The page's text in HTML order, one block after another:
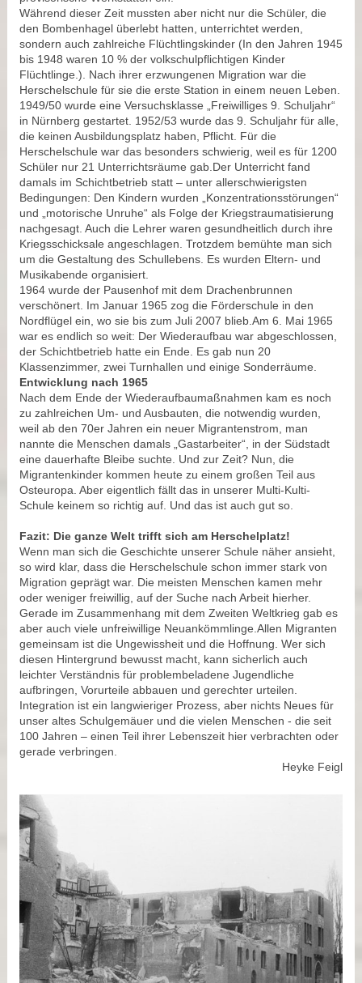
Während dieser Zeit mussten aber nicht nur die Schüler, die
den Bombenhagel überlebt hatten, unterrichtet werden,
sondern auch zahlreiche Flüchtlingskinder (In den Jahren 1945
bis 1948 waren 10 % der volkschulpflichtigen Kinder
Flüchtlinge.). Nach ihrer erzwungenen Migration war die
Herschelschule für sie die erste Station in einem neuen Leben.
1949/50 wurde eine Versuchsklasse „Freiwilliges 9. Schuljahr“
in Nürnberg gestartet. 1952/53 wurde das 9. Schuljahr für alle,
die keinen Ausbildungsplatz haben, Pflicht. Für die
Herschelschule war das besonders schwierig, weil es für 1200
Schüler nur 21 Unterrichtsräume gab.Der Unterricht fand
damals im Schichtbetrieb statt – unter allerschwierigsten
Bedingungen: Den Kindern wurden „Konzentrationsstörungen“
und „motorische Unruhe“ als Folge der Kriegstraumatisierung
nachgesagt. Auch die Lehrer waren gesundheitlich durch ihre
Kriegsschicksale angeschlagen. Trotzdem bemühte man sich
um die Gestaltung des Schullebens. Es wurden Eltern- und
Musikabende organisiert.
1964 wurde der Pausenhof mit dem Drachenbrunnen
verschönert. Im Januar 1965 zog die Förderschule in den
Nordflügel ein, wo sie bis zum Juli 2007 blieb.Am 6. Mai 1965
war es endlich so weit: Der Wiederaufbau war abgeschlossen,
der Schichtbetrieb hatte ein Ende. Es gab nun 20
Klassenzimmer, zwei Turnhallen und einige Sonderräume.
Entwicklung nach 1965
Nach dem Ende der Wiederaufbaumaßnahmen kam es noch
zu zahlreichen Um- und Ausbauten, die notwendig wurden,
weil ab den 70er Jahren ein neuer Migrantenstrom, man
nannte die Menschen damals „Gastarbeiter“, in der Südstadt
eine dauerhafte Bleibe suchte. Und zur Zeit? Nun, die
Migrantenkinder kommen heute zu einem großen Teil aus
Osteuropa. Aber eigentlich fällt das in unserer Multi-Kulti-
Schule keinem so richtig auf. Und das ist auch gut so.
Fazit: Die ganze Welt trifft sich am Herschelplatz!
Wenn man sich die Geschichte unserer Schule näher ansieht,
so wird klar, dass die Herschelschule schon immer stark von
Migration geprägt war. Die meisten Menschen kamen mehr
oder weniger freiwillig, auf der Suche nach Arbeit hierher.
Gerade im Zusammenhang mit dem Zweiten Weltkrieg gab es
aber auch viele unfreiwillige Neuankömmlinge.Allen Migranten
gemeinsam ist die Ungewissheit und die Hoffnung. Wer sich
diesen Hintergrund bewusst macht, kann sicherlich auch
leichter Verständnis für problembeladene Jugendliche
aufbringen, Vorurteile abbauen und gerechter urteilen.
Integration ist ein langwieriger Prozess, aber nichts Neues für
unser altes Schulgemäuer und die vielen Menschen - die seit
100 Jahren – einen Teil ihrer Lebenszeit hier verbrachten oder
gerade verbringen.
Heyke Feigl